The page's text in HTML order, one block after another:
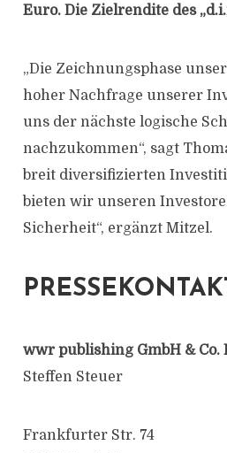
Euro. Die Zielrendite des
„Die Zeichnungsphase
hoher Nachfrage unserer
uns der nächste logische
nachzukommen“, sagt
breit diversifizierten
bieten wir unseren
Sicherheit“, ergänzt Mitzel.
wwr publishing GmbH & Co.
Steffen Steuer
Frankfurter Str. 74